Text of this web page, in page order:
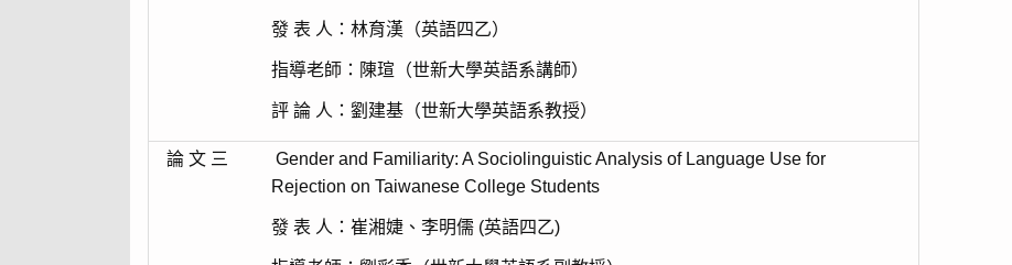
發 表 人：林育漢（英語四乙）
指導老師：陳瑄（世新大學英語系講師）
評 論 人：劉建基（世新大學英語系教授）
論 文 三
Gender and Familiarity: A Sociolinguistic Analysis of Language Use for
Rejection on Taiwanese College Students
發 表 人：崔湘婕、李明儒 (英語四乙)